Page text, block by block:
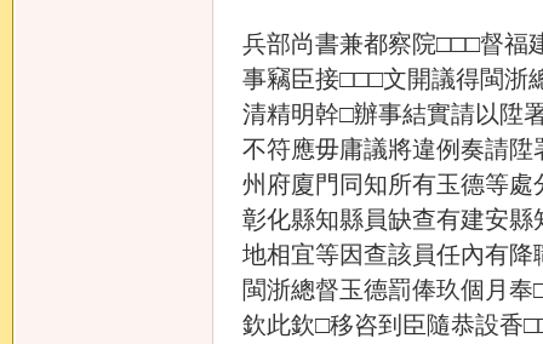
兵部尚書兼都察院□□□督福
事竊臣接□□□文開議得閩浙
清精明幹□辦事結實請以陞
不符應毋庸議將違例奏請
州府廈門同知所有玉德等
彰化縣知縣員缺查有建安
地相宜等因查該員任內有
閩浙總督玉德罰俸玖個月
欽此欽□移咨到臣隨恭設香